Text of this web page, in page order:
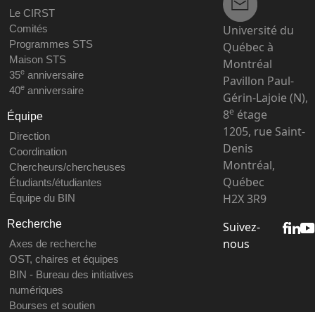
Le CIRST
Comités
Programmes STS
Maison STS
35eanniversaire
40eanniversaire
Équipe
Direction
Coordination
Chercheurs/chercheuses
Étudiants/étudiantes
Équipe du BIN
Recherche
Axes de recherche
OST, chaires et équipes
BIN - Bureau des initiatives
numériques
Bourses et soutien
Université du
Québec à
Montréal
Pavillon Paul-
Gérin-Lajoie (N),
8e étage
1205, rue Saint-
Denis
Montréal,
Québec
H2X 3R9
Suivez-
nous